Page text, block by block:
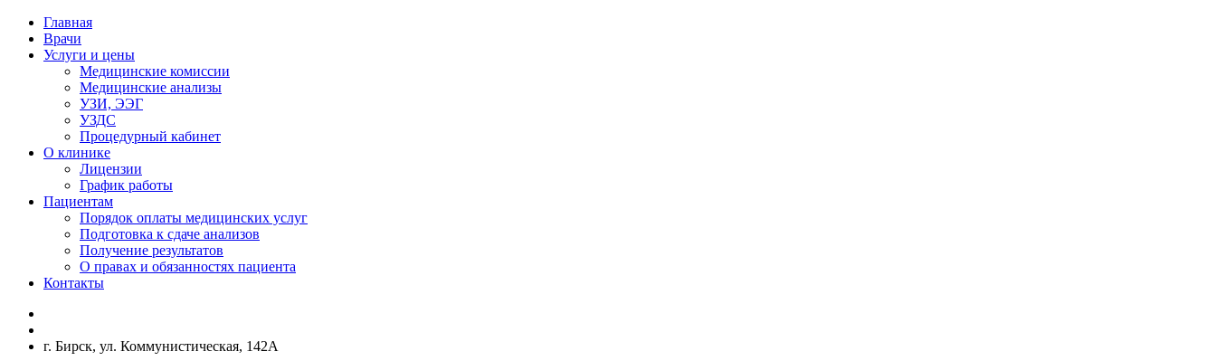
Главная
Врачи
Услуги и цены
Медицинские комиссии
Медицинские анализы
УЗИ, ЭЭГ
УЗДС
Процедурный кабинет
О клинике
Лицензии
График работы
Пациентам
Порядок оплаты медицинских услуг
Подготовка к сдаче анализов
Получение результатов
О правах и обязанностях пациента
Контакты
г. Бирск, ул. Коммунистическая, 142А